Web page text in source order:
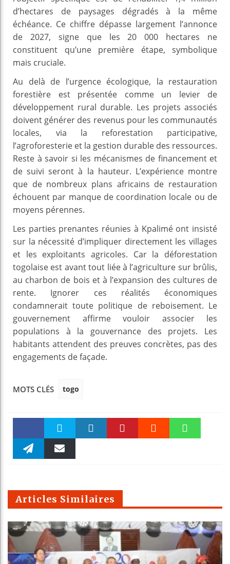
d’hectares de paysages dégradés à la même
échéance. Ce chiffre dépasse largement l’annonce
de 2027, signe que les 20 000 hectares ne
constituent qu’une première étape, symbolique
mais cruciale.
Au delà de l’urgence écologique, la restauration
forestière est présentée comme un levier de
développement rural durable. Les projets associés
doivent générer des revenus pour les communautés
locales, via la reforestation participative,
l’agroforesterie et la gestion durable des ressources.
Reste à savoir si les mécanismes de financement et
de suivi seront à la hauteur. L’expérience montre
que de nombreux plans africains de restauration
échouent par manque de coordination locale ou de
moyens pérennes.
Les parties prenantes réunies à Kpalimé ont insisté
sur la nécessité d’impliquer directement les villages
et les exploitants agricoles. Car la déforestation
togolaise est avant tout liée à l’agriculture sur brûlis,
au charbon de bois et à l’expansion des cultures de
rente. Ignorer ces réalités économiques
condamnerait toute politique de reboisement. Le
gouvernement affirme vouloir associer les
populations à la gouvernance des projets. Les
habitants attendent des preuves concrètes, pas des
engagements de façade.
MOTS CLÉS togo
Faceboo Twitter
m
Articles Similaires